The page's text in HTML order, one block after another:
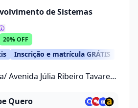
de Sistemas
20% OFF
Inscrição e matrícula GRÁTIS
Avenida Júlia Ribeiro Tavares,
Quero